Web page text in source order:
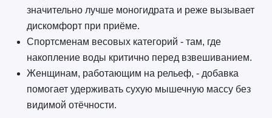
значительно лучше моногидрата и реже вызывает
дискомфорт при приёме.
Спортсменам весовых категорий - там, где
накопление воды критично перед взвешиванием.
Женщинам, работающим на рельеф, - добавка
помогает удерживать сухую мышечную массу без
видимой отёчности.